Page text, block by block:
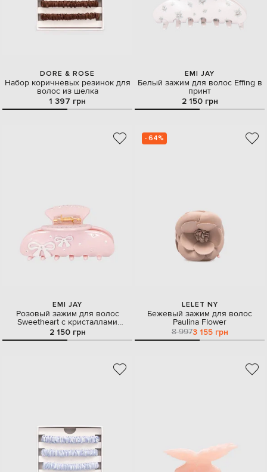
DORE & ROSE
Набор коричневых резинок для
волос из шелка
1 397 грн
EMI JAY
Белый зажим для волос Effing в
принт
2 150 грн
EMI JAY
Розовый зажим для волос
Sweetheart с кристаллами
Swarovski с бантами
2 150 грн
- 64%
LELET NY
Бежевый зажим для волос
Paulina Flower
8 9973 155 грн